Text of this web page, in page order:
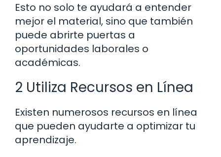
Esto no solo te ayudará a entender
mejor el material, sino que también
puede abrirte puertas a
oportunidades laborales o
académicas.
2 Utiliza Recursos en Línea
Existen numerosos recursos en línea
que pueden ayudarte a optimizar tu
aprendizaje.